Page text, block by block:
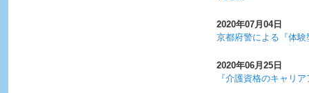
2020年07月04日
京都府警による『体
2020年06月25日
『介護資格のキャリ